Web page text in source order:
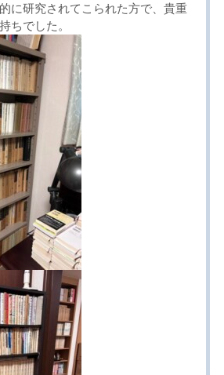
に研究されてこられた方で、貴重
ちでした。